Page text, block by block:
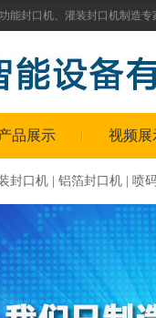
能封口机、 灌装封口机制造专
品展示 视频展
封口机 铝箔封口机 喷